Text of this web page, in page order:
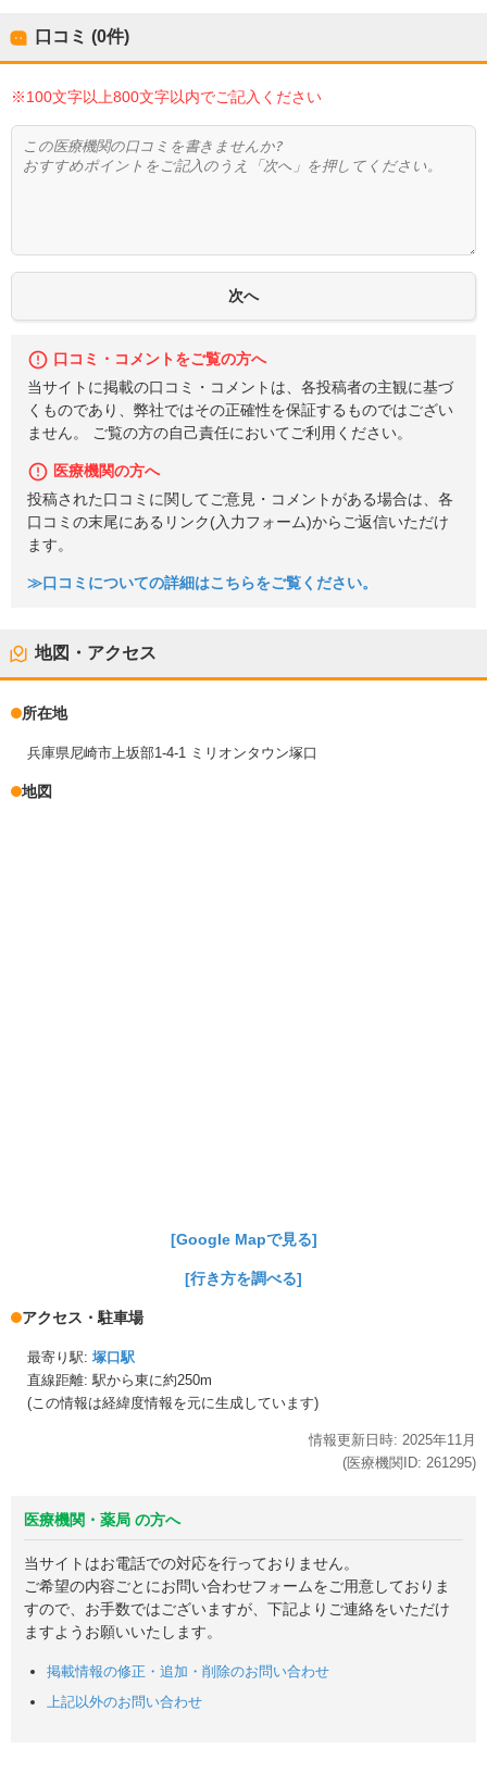
口コミ (0件)
※100文字以上800文字以内でご記入ください
口コミ・コメントをご覧の方へ
当サイトに掲載の口コミ・コメントは、各投稿者の主観に基づ
くものであり、弊社ではその正確性を保証するものではござい
ません。 ご覧の方の自己責任においてご利用ください。
医療機関の方へ
投稿された口コミに関してご意見・コメントがある場合は、各
口コミの末尾にあるリンク(入力フォーム)からご返信いただけ
ます。
≫口コミについての詳細はこちらをご覧ください。
地図・アクセス
所在地
兵庫県尼崎市上坂部1-4-1 ミリオンタウン塚口
地図
[Google Mapで見る]
[行き方を調べる]
アクセス・駐車場
最寄り駅: 塚口駅
直線距離: 駅から東に約250m
(この情報は経緯度情報を元に生成しています)
情報更新日時: 2025年11月
(医療機関ID: 261295)
医療機関・薬局 の方へ
当サイトはお電話での対応を行っておりません。
ご希望の内容ごとにお問い合わせフォームをご用意しておりま
すので、お手数ではございますが、下記よりご連絡をいただけ
ますようお願いいたします。
掲載情報の修正・追加・削除のお問い合わせ
上記以外のお問い合わせ